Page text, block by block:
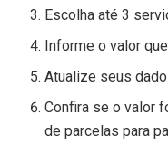
Escolha até 3
Informe o valor
Atualize seus
Confira se o valor
de parcelas para